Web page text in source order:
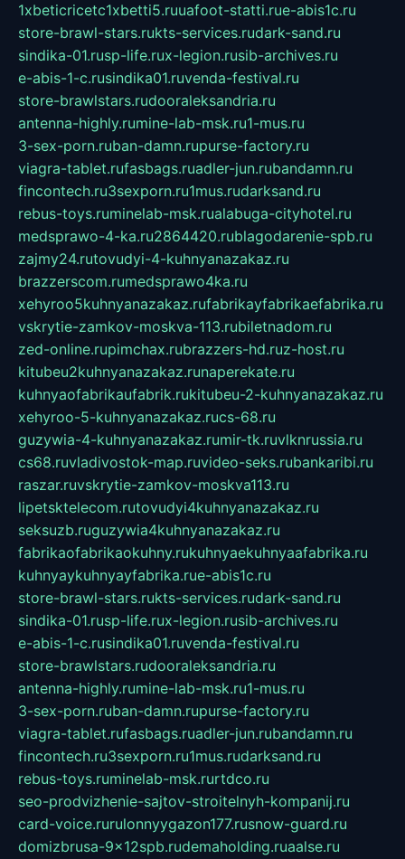
1xbeticricetc1xbetti5.ruuafoot-statti.rue-abis1c.ru
store-brawl-stars.rukts-services.rudark-sand.ru
sindika-01.rusp-life.rux-legion.rusib-archives.ru
e-abis-1-c.rusindika01.ruvenda-festival.ru
store-brawlstars.rudooraleksandria.ru
antenna-highly.rumine-lab-msk.ru1-mus.ru
3-sex-porn.ruban-damn.rupurse-factory.ru
viagra-tablet.rufasbags.ruadler-jun.rubandamn.ru
fincontech.ru3sexporn.ru1mus.rudarksand.ru
rebus-toys.ruminelab-msk.rualabuga-cityhotel.ru
medsprawo-4-ka.ru2864420.rublagodarenie-spb.ru
zajmy24.rutovudyi-4-kuhnyanazakaz.ru
brazzerscom.rumedsprawo4ka.ru
xehyroo5kuhnyanazakaz.rufabrikayfabrikaefabrika.ru
vskrytie-zamkov-moskva-113.rubiletnadom.ru
zed-online.rupimchax.rubrazzers-hd.ruz-host.ru
kitubeu2kuhnyanazakaz.runaperekate.ru
kuhnyaofabrikaufabrik.rukitubeu-2-kuhnyanazakaz.ru
xehyroo-5-kuhnyanazakaz.rucs-68.ru
guzywia-4-kuhnyanazakaz.rumir-tk.ruvlknrussia.ru
cs68.ruvladivostok-map.ruvideo-seks.rubankaribi.ru
raszar.ruvskrytie-zamkov-moskva113.ru
lipetsktelecom.rutovudyi4kuhnyanazakaz.ru
seksuzb.ruguzywia4kuhnyanazakaz.ru
fabrikaofabrikaokuhny.rukuhnyaekuhnyaafabrika.ru
kuhnyaykuhnyayfabrika.rue-abis1c.ru
store-brawl-stars.rukts-services.rudark-sand.ru
sindika-01.rusp-life.rux-legion.rusib-archives.ru
e-abis-1-c.rusindika01.ruvenda-festival.ru
store-brawlstars.rudooraleksandria.ru
antenna-highly.rumine-lab-msk.ru1-mus.ru
3-sex-porn.ruban-damn.rupurse-factory.ru
viagra-tablet.rufasbags.ruadler-jun.rubandamn.ru
fincontech.ru3sexporn.ru1mus.rudarksand.ru
rebus-toys.ruminelab-msk.rurtdco.ru
seo-prodvizhenie-sajtov-stroitelnyh-kompanij.ru
card-voice.rurulonnyygazon177.rusnow-guard.ru
domizbrusa-9x12spb.rudemaholding.ruaalse.ru